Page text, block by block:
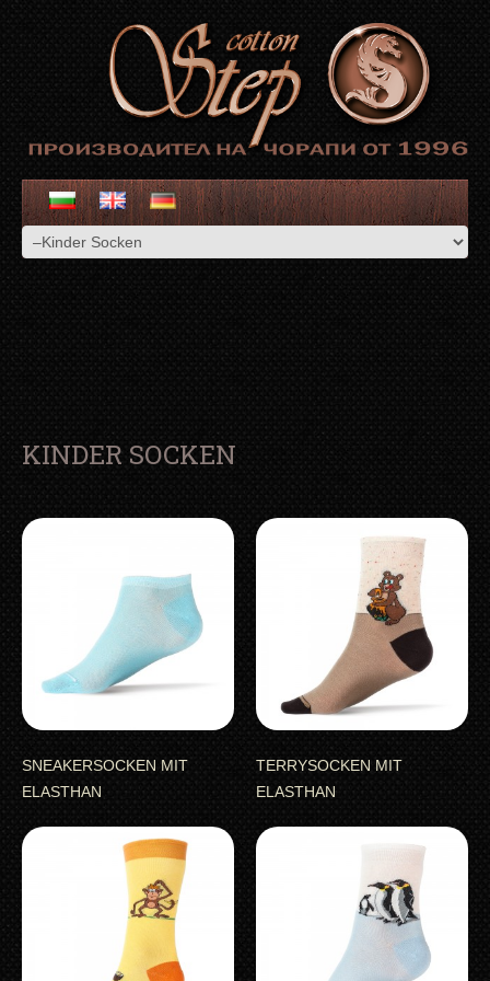
KINDER SOCKEN
SNEAKERSOCKEN MIT
ELASTHAN
TERRYSOCKEN MIT
ELASTHAN